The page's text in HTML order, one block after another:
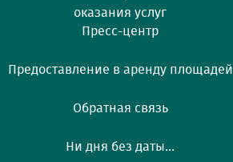
оказания услуг
Пресс-центр
Предоставление в аренду площадей
Обратная связь
Ни дня без даты...